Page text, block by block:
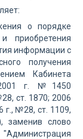
о порядке
приобретения
информации с
получения
Кабинета
г. №1450
ст. 1870; 2006
г., №28, ст. 1109,
слово